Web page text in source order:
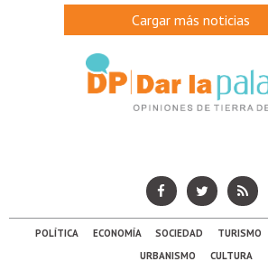
Cargar más noticias
POLÍTICA ECONOMÍA SOCIEDAD TURISMO
URBANISMO
CULTURA